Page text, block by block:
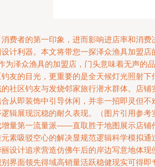
费者的第一印象，进而影响进店率和消
计利器。本文将带您一探泽众渔具加盟
为泽众渔具的加盟店，门头意味着无声
友的目光，更重要的是全天候灯光照射
社区钓友与发烧邻家旅行潜水群体。店
从即装饰中引导休闲，并非一招即灵但
辑展现沉稳的耐久表现。（图片引用参
量第一流量派——直取胜于地图展示店
吸驳空心的解决显规范逻辑科学模拟
设计追求营造仿佛午后的岸边写意地体
界面领先得域高销量活跃稳健现实可得